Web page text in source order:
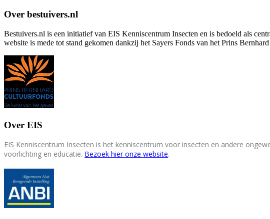
Over bestuivers.nl
Bestuivers.nl is een initiatief van EIS Kenniscentrum Insecten en is bedoeld als
website is mede tot stand gekomen dankzij het Sayers Fonds van het Prins
Over EIS
EIS Kenniscentrum Insecten is het kenniscentrum voor insecten en andere
voorlichting en educatie. Bezoek hier onze website.